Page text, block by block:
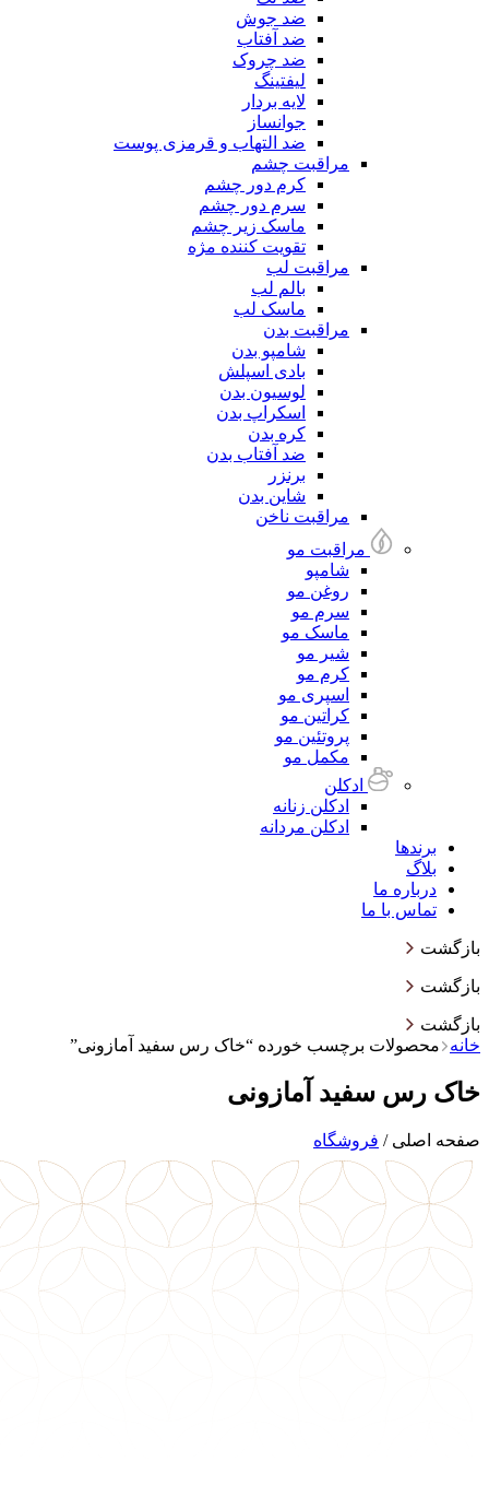
ضد جوش
ضد آفتاب
ضد چروک
لیفتینگ
لایه بردار
جوانساز
ضد التهاب و قرمزی پوست
مراقبت چشم
کرم دور چشم
سرم دور چشم
ماسک زیر چشم
تقویت کننده مژه
مراقبت لب
بالم لب
ماسک لب
مراقبت بدن
شامپو بدن
بادی اسپلش
لوسیون بدن
اسکراپ بدن
کره بدن
ضد آفتاب بدن
برنزر
شاین بدن
مراقبت ناخن
مراقبت مو
شامپو
روغن مو
سرم مو
ماسک مو
شیر مو
کرم مو
اسپری مو
کراتین مو
پروتئین مو
مکمل مو
ادکلن
ادکلن زنانه
ادکلن مردانه
برندها
بلاگ
درباره ما
تماس با ما
بازگشت
بازگشت
بازگشت
خانه
محصولات برچسب خورده “خاک رس سفید آمازونی”
خاک رس سفید آمازونی
صفحه اصلی / فروشگاه